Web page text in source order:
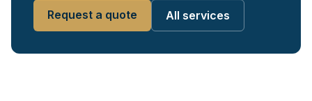
Request a quote All services